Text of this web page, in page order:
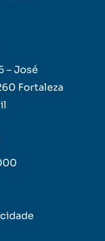
– José
Fortaleza